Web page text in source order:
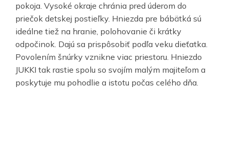
pokoja. Vysoké okraje chránia pred úderom do
priečok detskej postieľky. Hniezda pre bábätká sú
ideálne tiež na hranie, polohovanie či krátky
odpočinok. Dajú sa prispôsobiť podľa veku dieťatka.
Povolením šnúrky vznikne viac priestoru. Hniezdo
JUKKI tak rastie spolu so svojím malým majiteľom a
poskytuje mu pohodlie a istotu počas celého dňa.